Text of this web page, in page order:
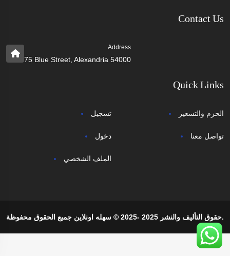
Contact Us
Address
75 Blue Street, Alexandria 54000
Quick Links
تسجيل
دخول
الملف الشخصي
الحزم والتسعير
تواصل معنا
حقوق التأليف والنشر 2025 -2025 © سهله اونلاين جميع الحقوق محفوظة.